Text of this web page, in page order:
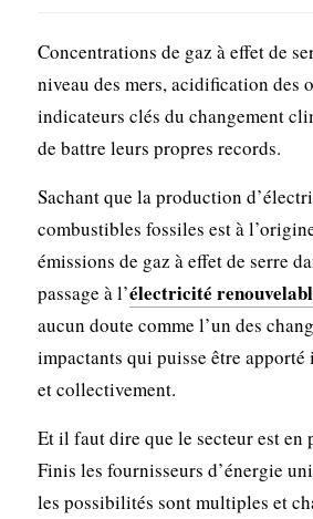
Concentrations de gaz à effet de
niveau des mers, acidification des
indicateurs clés du changement
de battre leurs propres records.
Sachant que la production
combustibles fossiles est à
émissions de gaz à effet de serre
passage à l’électricité
aucun doute comme l’un des
impactants qui puisse être
et collectivement.
Et il faut dire que le secteur est
Finis les fournisseurs d’énergie
les possibilités sont multiples et